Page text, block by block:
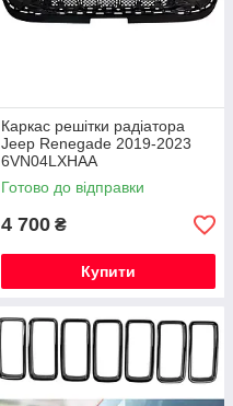
Каркас решітки радіатора
Jeep Renegade 2019-2023
6VN04LXHAA
Готово до відправки
4 700 ₴
Купити